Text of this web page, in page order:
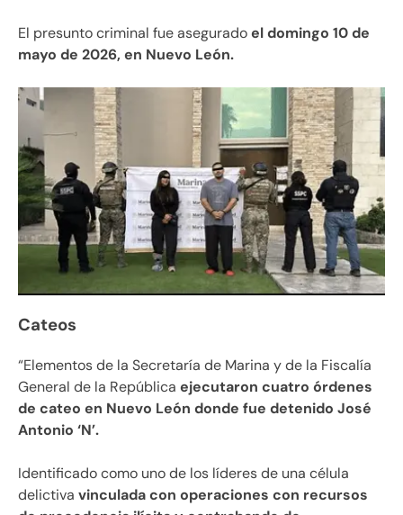
El presunto criminal fue aseguradoel domingo 10 de
mayo de 2026, en Nuevo León.
Cateos
“Elementos de la Secretaría de Marina y de la Fiscalía
General de la República ejecutaron cuatro órdenes
de cateo en Nuevo León donde fue detenido José
Antonio ‘N’.
Identificado como uno de los líderes de una célula
delictiva vinculada con operaciones con recursos